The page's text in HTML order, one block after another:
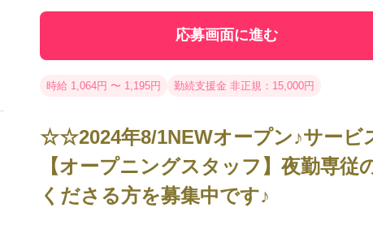
応募画面に進む
時給 1,064円 〜 1,195円 勤続支援金 非正規：15,000円
☆☆2024年8/1NEWオープン♪サー
【オープニングスタッフ】夜勤専
くださる方を募集中です♪